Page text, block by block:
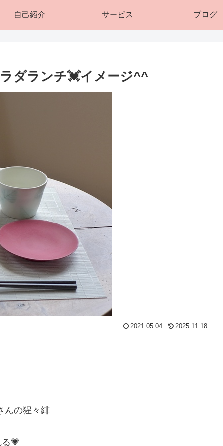
自己紹介 サービス ブログ
ダランチ💓イメージ^^
2021.05.04 2025.11.18
んの猩々緋
💗